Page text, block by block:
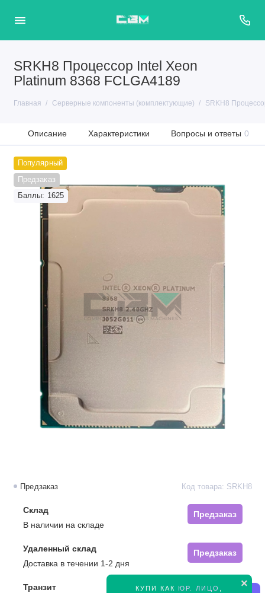
SRKH8 Процессор Intel Xeon
Platinum 8368 FCLGA4189
Главная Серверные компоненты (комплектующие) SRKH8
Описание Характеристики Вопросы и ответы 0
Популярный
Предзаказ
Баллы: 1625
×
КУПИ КАК ЮР. ЛИЦО
Предзаказ Код товара: SRKH8
Склад
Предзаказ
В наличии на складе
Удаленный склад
Предзаказ
Доставка в течении 1-2 дня
Транзит